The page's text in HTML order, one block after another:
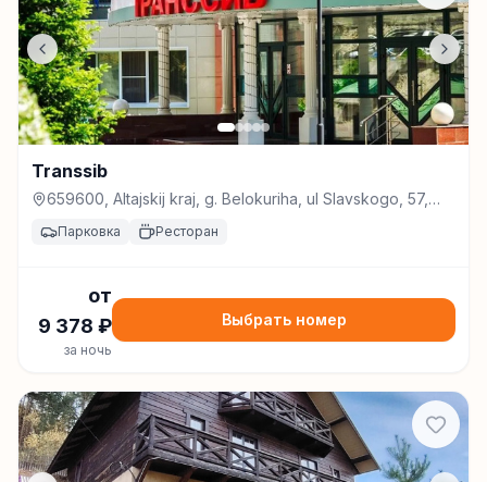
Transsib
659600, Altajskij kraj, g. Belokuriha, ul Slavskogo, 57,
Парковка Ресторан
от
9 378 ₽
за ночь
Выбрать номер